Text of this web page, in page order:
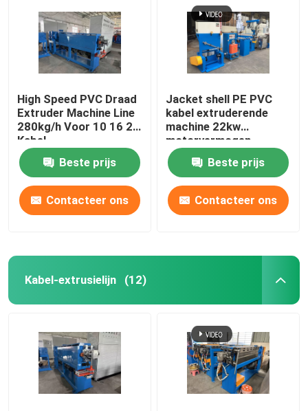
High Speed PVC Draad
Extruder Machine Line
280kg/h Voor 10 16 25
Kabel
Beste prijs
Contacteer ons
Jacket shell PE PVC
kabel extruderende
machine 22kw
motorvermogen
Beste prijs
Contacteer ons
Kabel-extrusielijn (12)